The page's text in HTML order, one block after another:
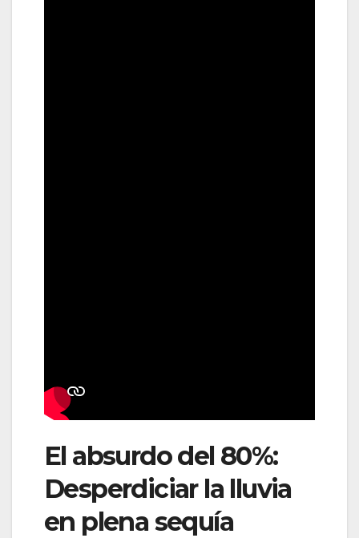
El absurdo del 80%:
Desperdiciar la lluvia
en plena sequía